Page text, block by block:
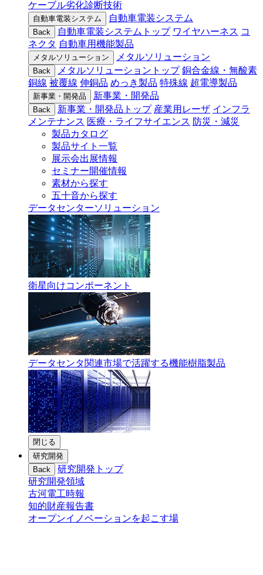
ケーブル劣化診断技術
自動車電装システム 自動車電装システム
Back 自動車電装システムトップ ワイヤハーネス コ
ネクタ 自動車用機能製品
メタルソリューション メタルソリューション
Back メタルソリューショントップ 銅合金線・無酸素
銅線 被覆線 伸銅品 めっき製品 特殊線 超電導製品
新事業・開発品 新事業・開発品
Back 新事業・開発品トップ 産業用レーザ インフラ
メンテナンス 医療・ライフサイエンス 防災・減災
製品カタログ
製品サイト一覧
展示会出展情報
セミナー開催情報
素材から探す
五十音から探す
データセンターソリューション
衛星向けコンポーネント
データセンタ関連市場で活躍する機能樹脂製品
閉じる
研究開発
Back
研究開発トップ
研究開発領域
古河電工時報
知的財産報告書
オープンイノベーションを起こす場